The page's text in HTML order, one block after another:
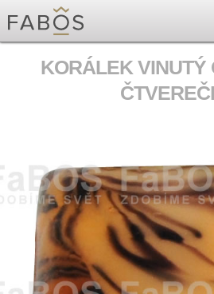
KORÁLEK VINUTÝ